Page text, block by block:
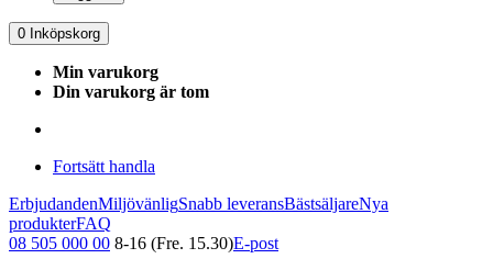
0 Inköpskorg
Min varukorg
Din varukorg är tom
Fortsätt handla
ErbjudandenMiljövänligSnabb leveransBästsäljareNya
produkterFAQ
08 505 000 00 8-16 (Fre. 15.30)E-post